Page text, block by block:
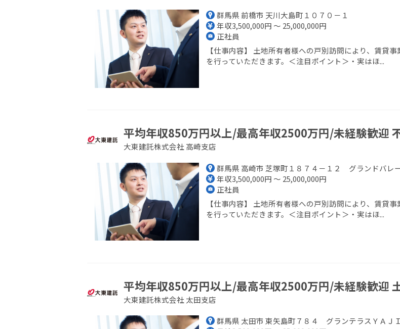
群馬県 前橋市 天川大島町１０７０－１
年収3,500,000円 ～ 25,000,000円
正社員
【仕事内容】 土地所有者様への戸別訪問により、賃貸
を行っていただきます。＜注目ポイント＞・実はほ...
平均年収850万円以上/最高年収2500万円/未経験歓迎
大東建託株式会社 高崎支店
群馬県 高崎市 芝塚町１８７４－１２ グランドバ
年収3,500,000円 ～ 25,000,000円
正社員
【仕事内容】 土地所有者様への戸別訪問により、賃貸
を行っていただきます。＜注目ポイント＞・実はほ...
平均年収850万円以上/最高年収2500万円/未経験歓迎
大東建託株式会社 太田支店
群馬県 太田市 東矢島町７８４ グランテラスＹＡ